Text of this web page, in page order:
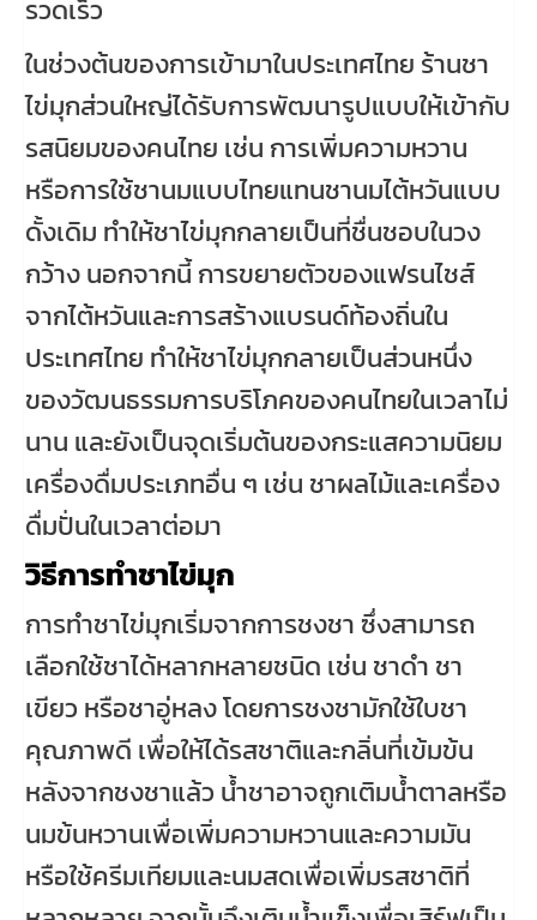
รวดเร็ว
ในช่วงต้นของการเข้ามาในประเทศไทย ร้านชา
ไข่มุกส่วนใหญ่ได้รับการพัฒนารูปแบบให้เข้ากับ
รสนิยมของคนไทย เช่น การเพิ่มความหวาน
หรือการใช้ชานมแบบไทยแทนชานมไต้หวันแบบ
ดั้งเดิม ทำให้ชาไข่มุกกลายเป็นที่ชื่นชอบในวง
กว้าง นอกจากนี้ การขยายตัวของแฟรนไชส์
จากไต้หวันและการสร้างแบรนด์ท้องถิ่นใน
ประเทศไทย ทำให้ชาไข่มุกกลายเป็นส่วนหนึ่ง
ของวัฒนธรรมการบริโภคของคนไทยในเวลาไม่
นาน และยังเป็นจุดเริ่มต้นของกระแสความนิยม
เครื่องดื่มประเภทอื่น ๆ เช่น ชาผลไม้และเครื่อง
ดื่มปั่นในเวลาต่อมา
วิธีการทำชาไข่มุก
การทำชาไข่มุกเริ่มจากการชงชา ซึ่งสามารถ
เลือกใช้ชาได้หลากหลายชนิด เช่น ชาดำ ชา
เขียว หรือชาอู่หลง โดยการชงชามักใช้ใบชา
คุณภาพดี เพื่อให้ได้รสชาติและกลิ่นที่เข้มข้น
หลังจากชงชาแล้ว น้ำชาอาจถูกเติมน้ำตาลหรือ
นมข้นหวานเพื่อเพิ่มความหวานและความมัน
หรือใช้ครีมเทียมและนมสดเพื่อเพิ่มรสชาติที่